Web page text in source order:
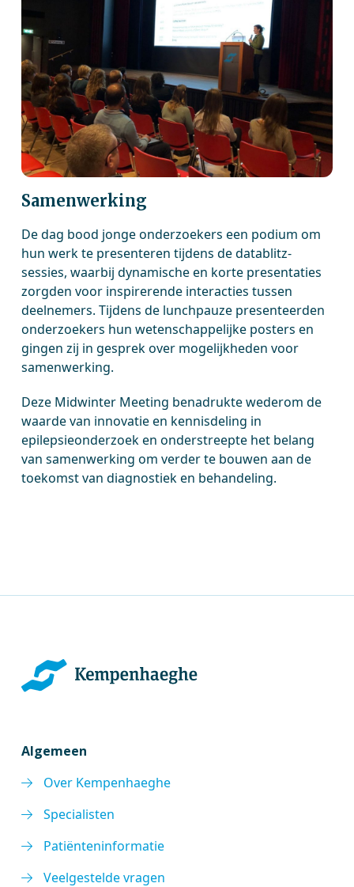
Samenwerking
De dag bood jonge onderzoekers een podium om
hun werk te presenteren tijdens de datablitz-
sessies, waarbij dynamische en korte presentaties
zorgden voor inspirerende interacties tussen
deelnemers. Tijdens de lunchpauze presenteerden
onderzoekers hun wetenschappelijke posters en
gingen zij in gesprek over mogelijkheden voor
samenwerking.
Deze Midwinter Meeting benadrukte wederom de
waarde van innovatie en kennisdeling in
epilepsieonderzoek en onderstreepte het belang
van samenwerking om verder te bouwen aan de
toekomst van diagnostiek en behandeling.
Algemeen
Over Kempenhaeghe
Specialisten
Patiënteninformatie
Veelgestelde vragen